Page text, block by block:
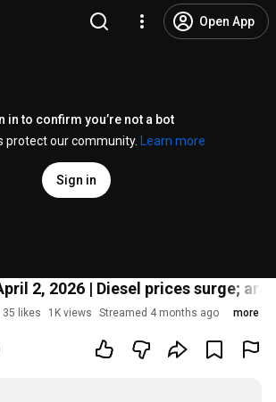
Open App
in to confirm you’re not a bot
protect our community.
Learn more
Sign in
2, 2026 | Diesel prices surge;
35 likes 1K views Streamed 4 months ago more